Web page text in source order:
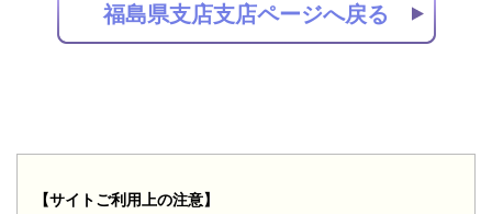
福島県支店支店ページへ戻る
【サイトご利用上の注意】